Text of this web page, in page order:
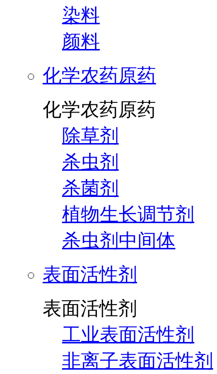
染料
颜料
化学农药原药
化学农药原药
除草剂
杀虫剂
杀菌剂
植物生长调节剂
杀虫剂中间体
表面活性剂
表面活性剂
工业表面活性剂
非离子表面活性剂